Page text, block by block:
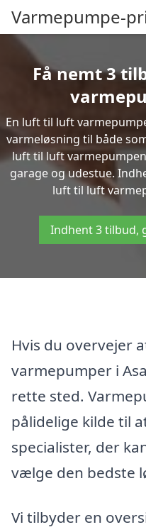
Varmepumpe-
Få nemt 3
En luft til luft
varmeløsning til både
luft til luft
garage og udestue.
luft til luft
Indhent 3 tilbud,
Hvis du overvejer
varmepumper i
rette sted.
pålidelige kilde til
specialister, der
vælge den bedste
Vi tilbyder en